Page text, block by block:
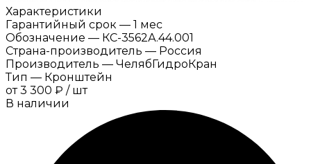
Характеристики
Гарантийный срок — 1 мес
Обозначение — КС-3562А.44.001
Страна-производитель — Россия
Производитель — ЧелябГидроКран
Тип — Кронштейн
от 3 300 ₽ / шт
В наличии